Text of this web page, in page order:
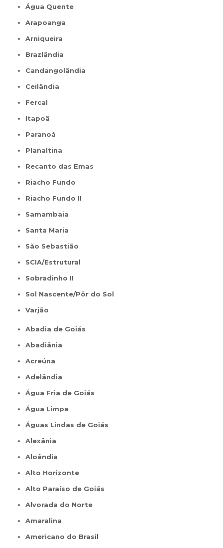
Água Quente
Arapoanga
Arniqueira
Brazlândia
Candangolândia
Ceilândia
Fercal
Itapoã
Paranoá
Planaltina
Recanto das Emas
Riacho Fundo
Riacho Fundo II
Samambaia
Santa Maria
São Sebastião
SCIA/Estrutural
Sobradinho II
Sol Nascente/Pôr do Sol
Varjão
Abadia de Goiás
Abadiânia
Acreúna
Adelândia
Água Fria de Goiás
Água Limpa
Águas Lindas de Goiás
Alexânia
Aloândia
Alto Horizonte
Alto Paraíso de Goiás
Alvorada do Norte
Amaralina
Americano do Brasil